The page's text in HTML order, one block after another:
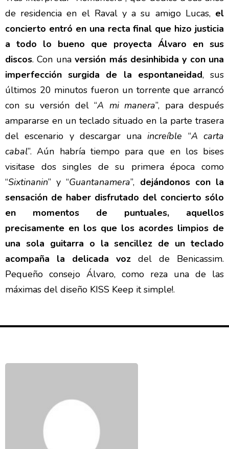
de residencia en el Raval y a su amigo Lucas, el
concierto entró en una recta final que hizo justicia
a todo lo bueno que proyecta Álvaro en sus
discos. Con unaversión más desinhibida y con una
imperfección surgida de la espontaneidad, sus
últimos 20 minutos fueron un torrente que arrancó
con su versión del “A mi manera”, para después
ampararse en un teclado situado en la parte trasera
del escenario y descargar unaincreíble “A carta
cabal”. Aún habría tiempo para que en los bises
visitase dos singles de su primera época como
“Sixtinanin” y “Guantanamera”, dejándonos con la
sensación de haber disfrutado del concierto sólo
en momentos de puntuales, aquellos
precisamente en los que los acordes limpios de
una sola guitarra o la sencillez de un teclado
acompaña la delicada voz del de Benicassim.
Pequeño consejo Álvaro, como reza una de las
máximas del diseño KISS Keep it simple!.